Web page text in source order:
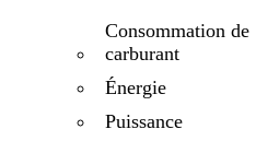
Consommation de
carburant
Énergie
Puissance